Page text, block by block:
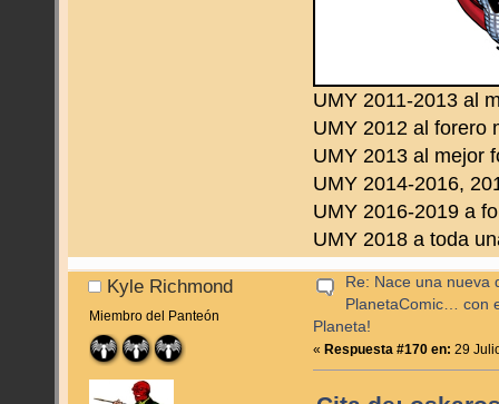
UMY 2011-2013 al
UMY 2012 al forero
UMY 2013 al mejor
UMY 2014-2016,
UMY 2016-2019 a
UMY 2018 a toda
Kyle Richmond
Miembro del Panteón
Re: Nace una nueva
PlanetaComic… con
Planeta!
«Respuesta #170 en: 29